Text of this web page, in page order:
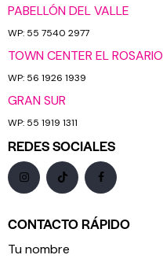
PABELLÓN DEL VALLE
WP: 55 7540 2977
TOWN CENTER EL ROSARIO
WP: 56 1926 1939
GRAN SUR
WP: 55 1919 1311
REDES SOCIALES
CONTACTO RÁPIDO
Tu nombre